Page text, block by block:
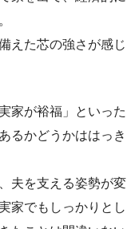
えた芯の強さが感じ
家が裕福」といった
るかどうかははっき
夫を支える姿勢が変
家でもしっかりとし